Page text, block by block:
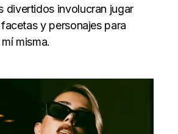
divertidos involucran jugar
y personajes para
misma.